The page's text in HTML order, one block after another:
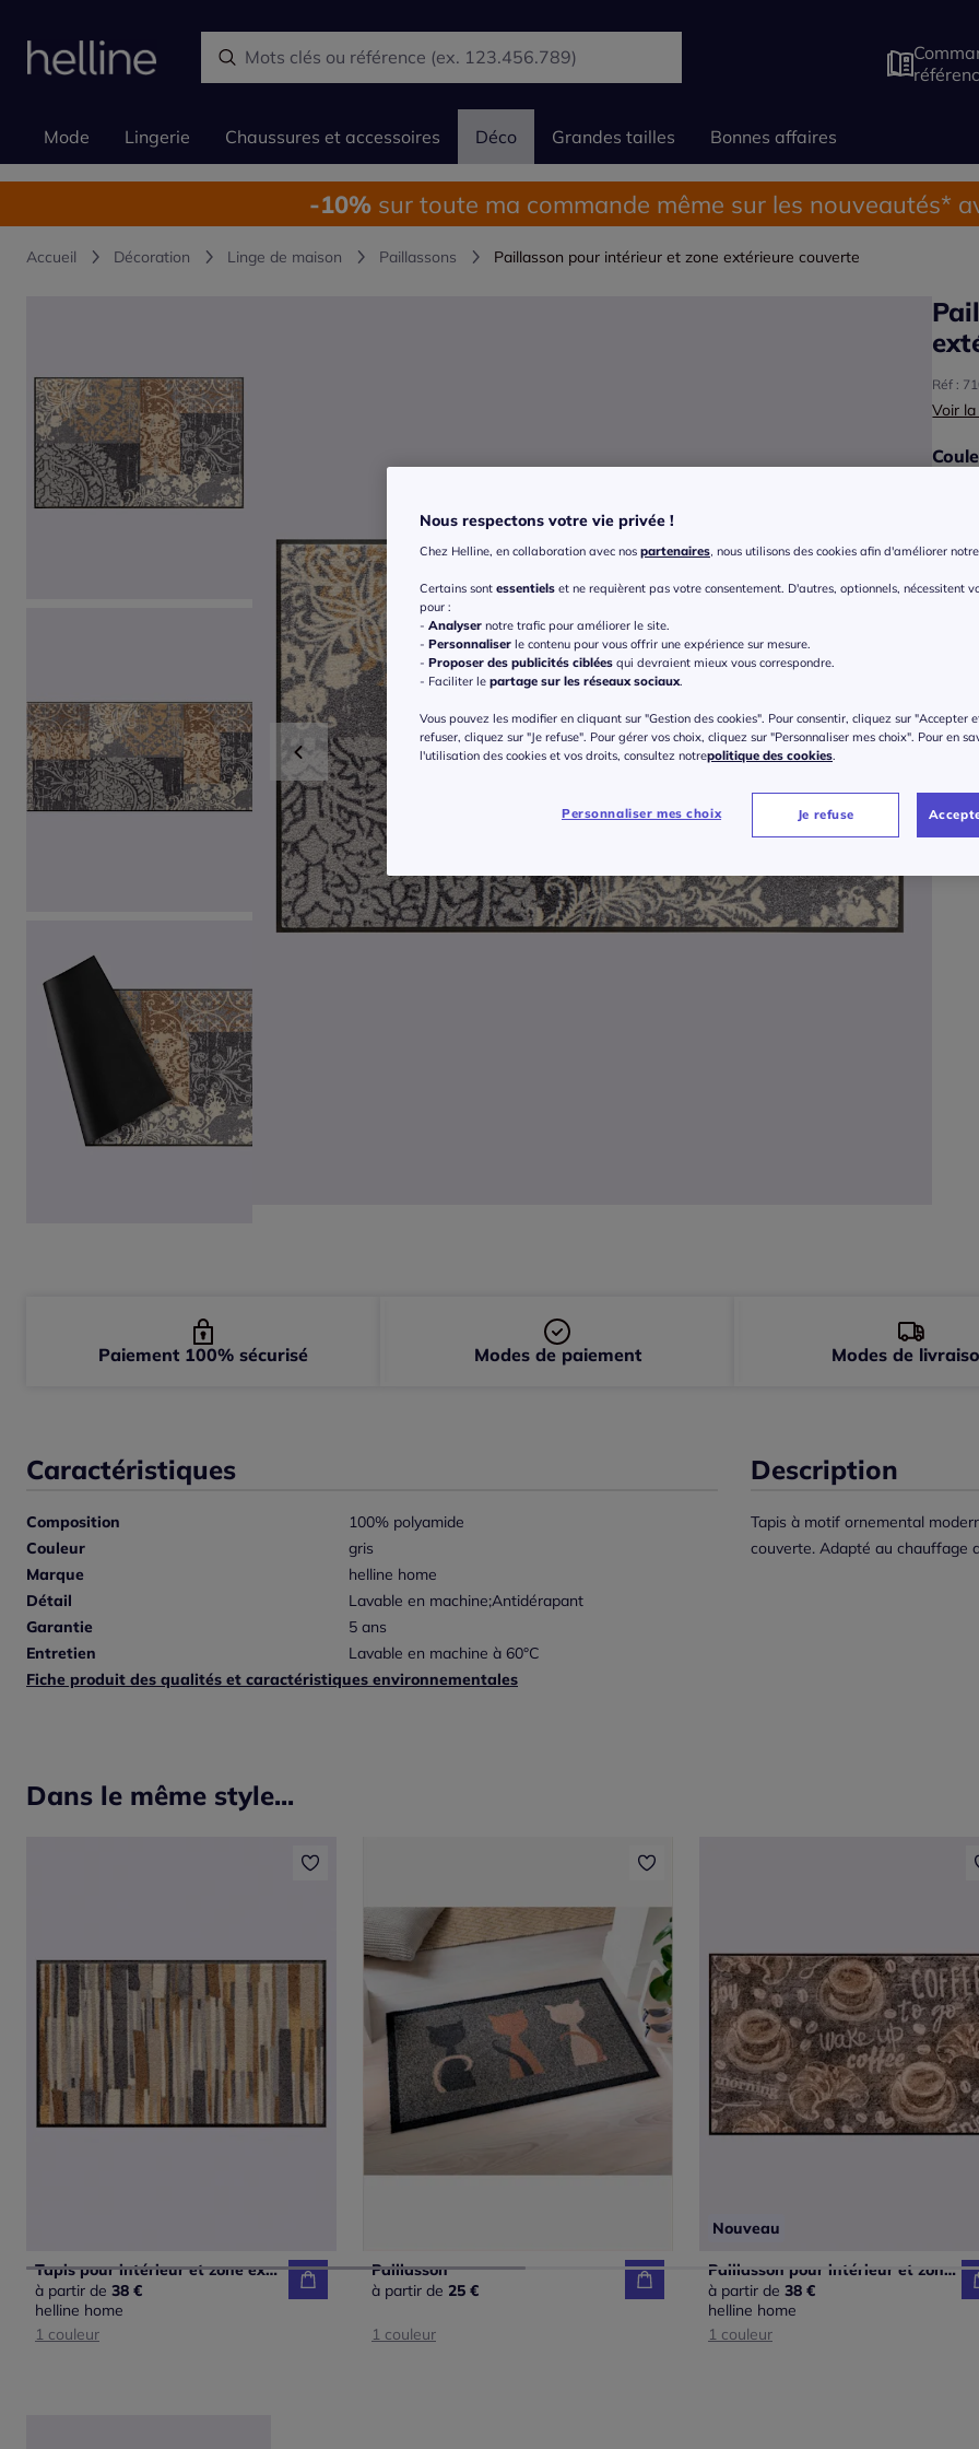
Mode Lingerie Chaussures et accessoires Déco Grandes tailles Bonnes affaires
-10% sur toute ma commande même sur les nouveautés*
Accueil Décoration Linge de maison Paillassons Paillasson pour intérieur et zone extérieure couverte
Réf :
Voir
+ 0,14
Soit
Caractéristiques
Composition
100% polyamide
Couleur
gris
Marque
helline home
Détail
Lavable en machine;Antidérapant
Garantie
5 ans
Entretien
Lavable en machine à 60°C
Fiche produit des qualités et caractéristiques environnementales
Description
Tapis à motif ornemental
couverte. Adapté au chauffage
Paiement 100% sécurisé Modes de paiement Modes de
Dans le même style...
Tapis pour intérieur et zone extérieure couverte
à partir de 38 €
helline home
1 couleur
Paillasson
à partir de 25 €
1 couleur
Nouveau
Paillasson pour intérieur et zone extérieure couverte
à partir de 38 €
helline home
1 couleur
Nous respectons votre vie privée !
Chez Helline, en collaboration avec nos partenaires, nous utilisons des cookies afin d'améliorer
Certains sont essentiels et ne requièrent pas votre consentement. D'autres, optionnels, nécessitent
pour :
- Analyser notre trafic pour améliorer le site.
- Personnaliser le contenu pour vous offrir une expérience sur mesure.
- Proposer des publicités ciblées qui devraient mieux vous correspondre.
- Faciliter le partage sur les réseaux sociaux.
Vous pouvez les modifier en cliquant sur "Gestion des cookies". Pour consentir, cliquez sur "Accepter
refuser, cliquez sur "Je refuse". Pour gérer vos choix, cliquez sur "Personnaliser mes choix". Pour en
l'utilisation des cookies et vos droits, consultez notrepolitique des cookies.
Personnaliser mes choix Je refuse